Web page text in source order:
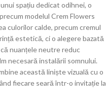
spațiu dedicat odihnei, o
precum modelul Crem Flowers
culorilor calde, precum cremul
estetică, ci o alegere bazată
nuanțele neutre reduc
necesară instalării somnului.
această liniște vizuală cu o
fiecare seară într-o invitație la